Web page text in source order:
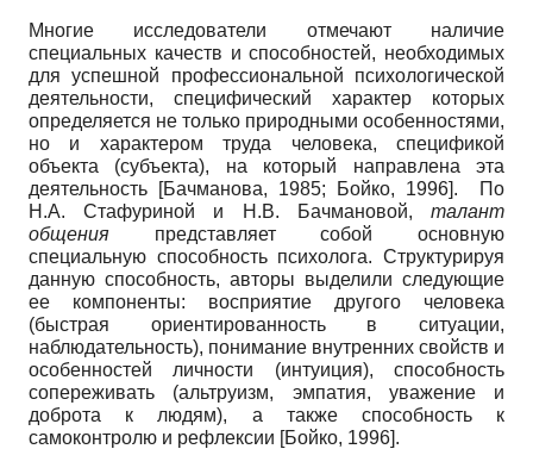
Многие исследователи отмечают наличие
специальных качеств и способностей, необходимых
для успешной профессиональной психологической
деятельности, специфический характер которых
определяется не только природными особенностями,
но и характером труда человека, спецификой
объекта (субъекта), на который направлена эта
деятельность
[Бачманова, 1985; Бойко, 1996]. По
Н.А. Стафуриной и Н.В. Бачмановой, талант
общения представляет собой основную
специальную способность психолога. Структурируя
данную способность, авторы выделили следующие
ее компоненты: восприятие другого человека
(быстрая ориентированность в ситуации,
наблюдательность), понимание внутренних свойств и
особенностей личности (интуиция), способность
сопереживать (альтруизм, эмпатия, уважение и
доброта к людям), а также способность к
самоконтролю и рефлексии [Бойко, 1996].